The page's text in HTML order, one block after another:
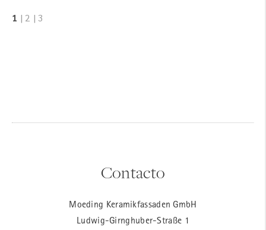
1 | 2 |3
Contacto
Moeding Keramikfassaden GmbH
Ludwig-Girnghuber-Straße 1